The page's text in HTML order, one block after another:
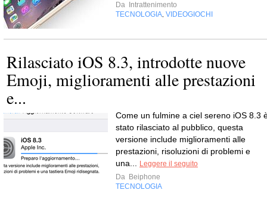
Da
Intrattenimento
TECNOLOGIA VIDEOGIOCHI
Rilasciato iOS 8.3, introdotte nuove
Emoji, miglioramenti alle prestazioni
e...
Come un fulmine a ciel sereno iOS 8.3
stato rilasciato al pubblico, questa
versione include miglioramenti alle
prestazioni, risoluzioni di problemi e
una...
Leggere il seguito
Da Beiphone
TECNOLOGIA